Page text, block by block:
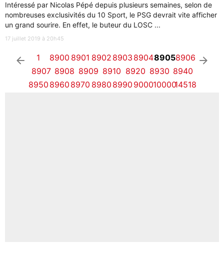
Intéressé par Nicolas Pépé depuis plusieurs semaines, selon de
nombreuses exclusivités du 10 Sport, le PSG devrait vite afficher
un grand sourire. En effet, le buteur du LOSC ...
17 juillet 2019 à 20h45
arrow_left 1 8900 8901 8902 8903 890489058906
8907 8908 8909 8910 8920 8930 8940
8950 8960 8970 8980 8990 90001000014518
arrow_right